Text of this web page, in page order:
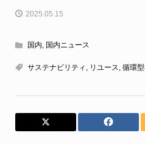
2025.05.15
国内, 国内ニュース
サステナビリティ , リユース, 循環